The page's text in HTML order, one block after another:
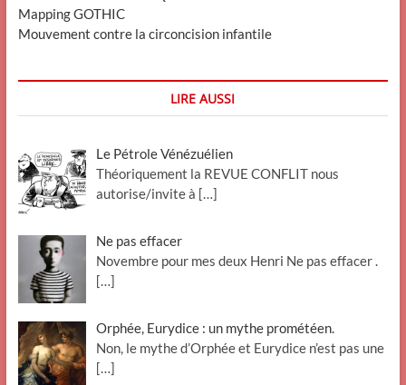
Mapping GOTHIC
Mouvement contre la circoncision infantile
LIRE AUSSI
Le Pétrole Vénézuélien
Théoriquement la REVUE CONFLIT nous
autorise/invite à […]
Ne pas effacer
Novembre pour mes deux Henri Ne pas effacer .
[…]
Orphée, Eurydice : un mythe prométéen.
Non, le mythe d’Orphée et Eurydice n’est pas une
[…]